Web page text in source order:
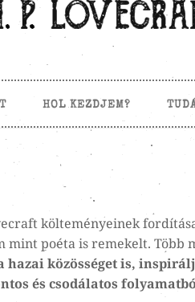
HOL KEZDJEM?
költeményeinek
poéta is remekelt.
közösséget is,
és csodálatos